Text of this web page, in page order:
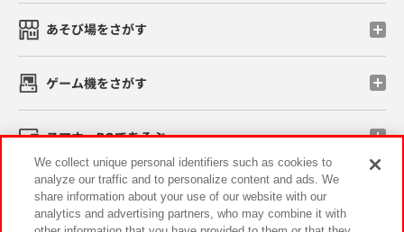
あそび場をさがす
ゲーム機をさがす
スマホ・PCであそぶ
イベント・キャンペーン
We collect unique personal identifiers such as cookies to
analyze our traffic and to personalize content and ads. We
share information about your use of our website with our
analytics and advertising partners, who may combine it with